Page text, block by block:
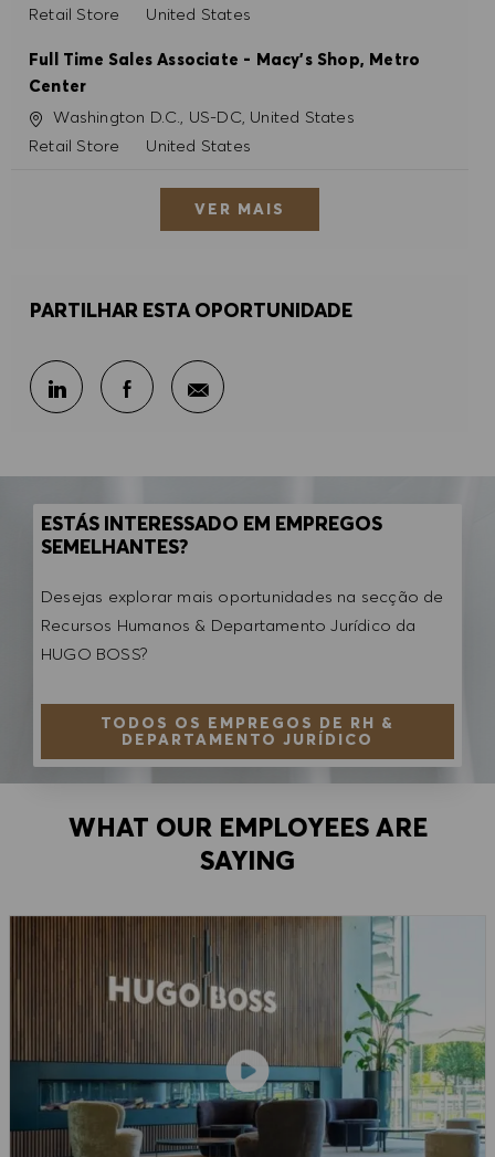
Categoria
Retail Store United States
Full Time Sales Associate - Macy's Shop, Metro
Center
Localização
Washington D.C., US-DC, United States
Categoria
Retail Store United States
VER MAIS
PARTILHAR ESTA OPORTUNIDADE
Partilhar através do LinkedIn
Partilhar através do Facebook
Partilhar por e-mail
ESTÁS INTERESSADO EM EMPREGOS
SEMELHANTES?
Desejas explorar mais oportunidades na secção de
Recursos Humanos & Departamento Jurídico da
HUGO BOSS?
TODOS OS EMPREGOS DE RH &
DEPARTAMENTO JURÍDICO
WHAT OUR EMPLOYEES ARE
SAYING